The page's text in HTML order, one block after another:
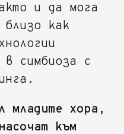
и да мога
как
в симбиоза с
младите хора,
към